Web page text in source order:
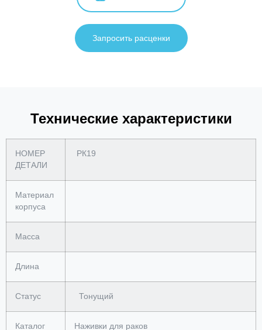
Запросить расценки
Технические характеристики
НОМЕР
ДЕТАЛИ
РК19
Материал
корпуса
Масса
Длина
Статус Тонущий
Каталог Наживки для раков